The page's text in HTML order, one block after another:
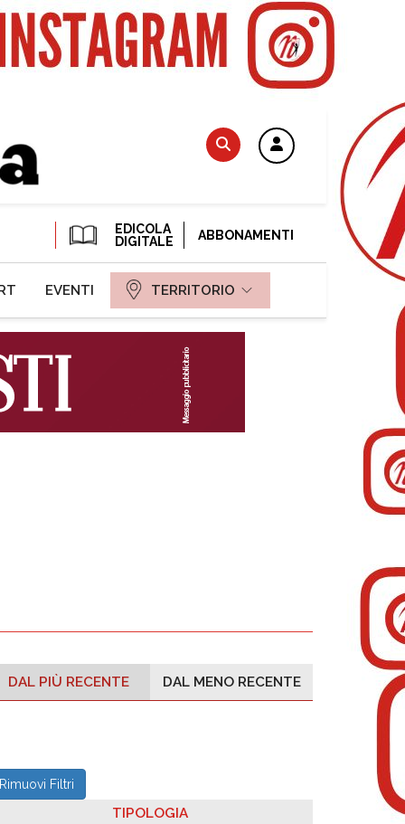
EDICOLA
DIGITALE
ABBONAMENTI
EVENTI TERRITORIO
DAL PIÙ RECENTE DAL MENO RECENTE
Rimuovi Filtri
TIPOLOGIA